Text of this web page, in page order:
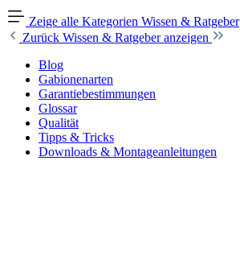
Zeige alle Kategorien Wissen & Ratgeber
Zurück Wissen & Ratgeber anzeigen
Blog
Gabionenarten
Garantiebestimmungen
Glossar
Qualität
Tipps & Tricks
Downloads & Montageanleitungen